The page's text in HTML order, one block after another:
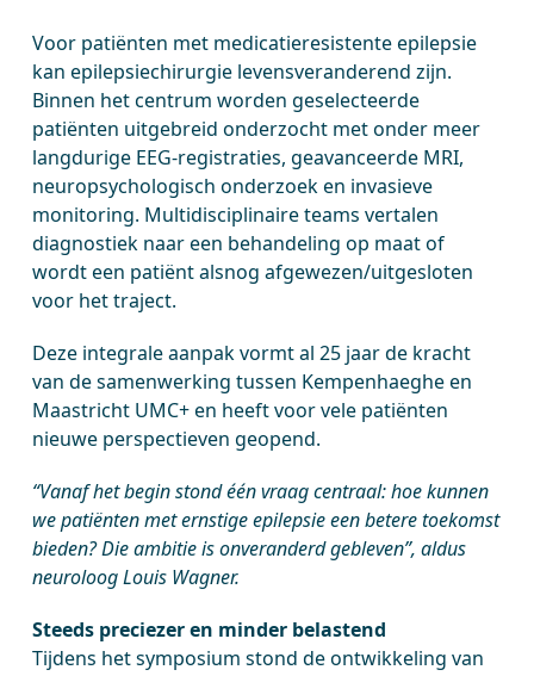
Voor patiënten met medicatieresistente epilepsie
kan epilepsiechirurgie levensveranderend zijn.
Binnen het centrum worden geselecteerde
patiënten uitgebreid onderzocht met onder meer
langdurige EEG-registraties, geavanceerde MRI,
neuropsychologisch onderzoek en invasieve
monitoring. Multidisciplinaire teams vertalen
diagnostiek naar een behandeling op maat of
wordt een patiënt alsnog afgewezen/uitgesloten
voor het traject.
Deze integrale aanpak vormt al 25 jaar de kracht
van de samenwerking tussen Kempenhaeghe en
Maastricht UMC+ en heeft voor vele patiënten
nieuwe perspectieven geopend.
“Vanaf het begin stond één vraag centraal: hoe kunnen
we patiënten met ernstige epilepsie een betere toekomst
bieden? Die ambitie is onveranderd gebleven”, aldus
neuroloog Louis Wagner.
Steeds preciezer en minder belastend
Tijdens het symposium stond de ontwikkeling van